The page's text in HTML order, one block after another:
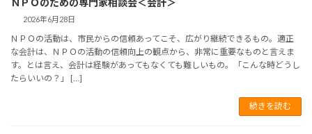
ＮＰＯのための専門家相談会＜会計＞
2026年6月28日
ＮＰＯの活動は、市民からの信頼あってこそ、広がり継続できるもの。適正
な会計は、ＮＰＯの活動の信頼向上の観点から、非常に重要なものと言えま
す。とは言え、会計は経験があってもなくても難しいもの。「こんな時どうし
たらいいの？」 […]
続きを読む